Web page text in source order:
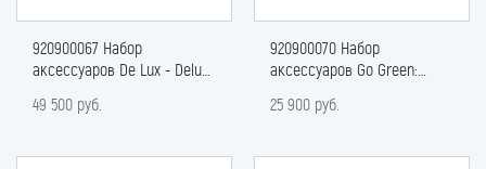
920900067 Набор
аксессуаров De Lux - Delux
49 500 руб.
920900070 Набор
аксессуаров Go Green:
соковыжималка.
25 900 руб.